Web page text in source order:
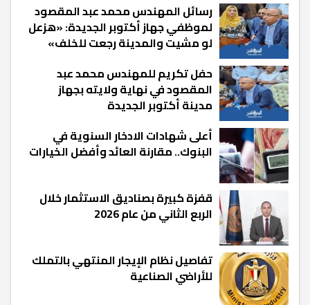
رسائل المهندس محمد عبد المقصود
لموظفي جهاز أكتوبر الجديدة: «هزعل
لو مشيت والمدينة رجعت للخلف»
حفل تكريم للمهندس محمد عبد
المقصود في نهاية ولايته بجهاز
مدينة أكتوبر الجديدة
أعلى شهادات الادخار السنوية في
البنوك.. مقارنة العائد وأفضل الخيارات
قفزة كبيرة بصناديق الاستثمار خلال
الربع الثاني من عام 2026
تفاصيل نظام الإيجار المنتهي بالتملك
للأراضي الصناعية